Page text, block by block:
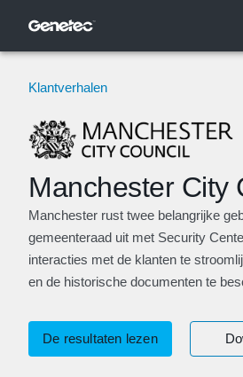
Klantverhalen
Manchester City
Manchester rust twee belangrijke
gemeenteraad uit met Security
interacties met de klanten te
en de historische documenten te
De resultaten lezen